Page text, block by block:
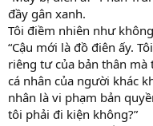
đầy gân xanh.
Tôi điềm nhiên như
“Cậu mới là đồ điên ấy.
riêng tư của bản thân
cá nhân của người khác
nhân là vi phạm bản
tôi phải đi kiện không?”